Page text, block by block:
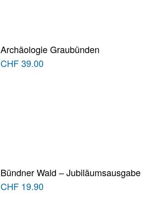
Archäologie Graubünden
CHF39.00
Bündner Wald – Jubiläumsausgabe
CHF19.90